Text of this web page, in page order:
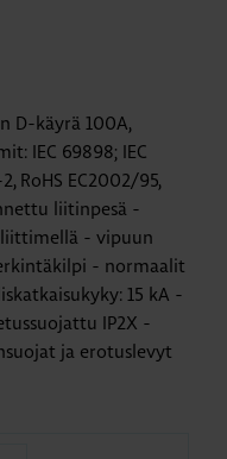
D-käyrä 100A,
IEC 69898; IEC
RoHS EC2002/95,
liitinpesä -
- vipuun
- normaalit
15 kA -
IP2X -
ja erotuslevyt